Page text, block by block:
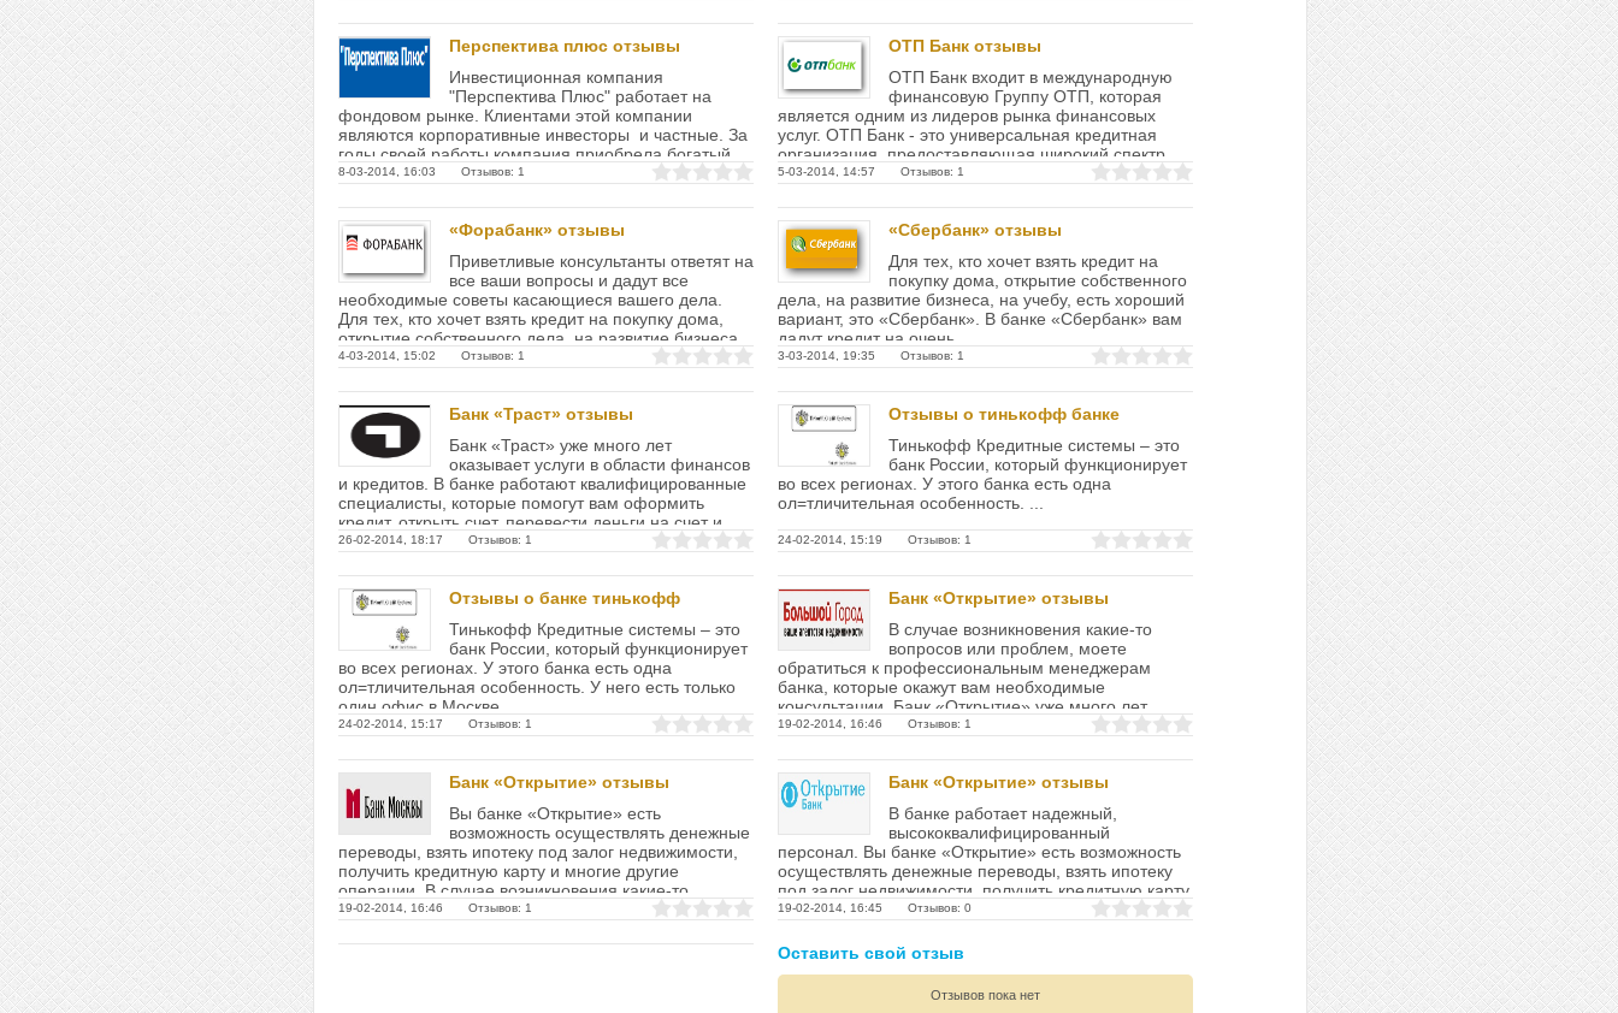
Перспектива плюс отзывы
Инвестиционная компания
"Перспектива Плюс" работает на
фондовом рынке. Клиентами этой компании
являются корпоративные инвесторы и частные. За
годы своей работы компания приобрела богатый
опыт работы в этой сфере....
8-03-2014, 16:03 Отзывов: 1
ОТП Банк отзывы
ОТП Банк входит в международную
финансовую Группу ОТП, которая
является одним из лидеров рынка финансовых
услуг. ОТП Банк - это универсальная кредитная
организация, предоставляющая широкий спектр
банковских услуг и...
5-03-2014, 14:57 Отзывов: 1
«Форабанк» отзывы
Приветливые консультанты ответят на
все ваши вопросы и дадут все
необходимые советы касающиеся вашего дела.
Для тех, кто хочет взять кредит на покупку дома,
открытие собственного дела, на развитие бизнеса,
на учебу,...
4-03-2014, 15:02 Отзывов: 1
«Сбербанк» отзывы
Для тех, кто хочет взять кредит на
покупку дома, открытие собственного
дела, на развитие бизнеса, на учебу, есть хороший
вариант, это «Сбербанк». В банке «Сбербанк» вам
дадут кредит на очень...
3-03-2014, 19:35 Отзывов: 1
Банк «Траст» отзывы
Банк «Траст» уже много лет
оказывает услуги в области финансов
и кредитов. В банке работают квалифицированные
специалисты, которые помогут вам оформить
кредит, открыть счет, перевести деньги на счет и...
26-02-2014, 18:17 Отзывов: 1
Отзывы о тинькофф банке
Тинькофф Кредитные системы – это
банк России, который функционирует
во всех регионах. У этого банка есть одна
ол=тличительная особенность. ...
24-02-2014, 15:19 Отзывов: 1
Отзывы о банке тинькофф
Тинькофф Кредитные системы – это
банк России, который функционирует
во всех регионах. У этого банка есть одна
ол=тличительная особенность. У него есть только
один офис в Москве. ...
24-02-2014, 15:17 Отзывов: 1
Банк «Открытие» отзывы
В случае возникновения какие-то
вопросов или проблем, моете
обратиться к профессиональным менеджерам
банка, которые окажут вам необходимые
консультации. Банк «Открытие» уже много лет
специализируется на...
19-02-2014, 16:46 Отзывов: 1
Банк «Открытие» отзывы
Вы банке «Открытие» есть
возможность осуществлять денежные
переводы, взять ипотеку под залог недвижимости,
получить кредитную карту и многие другие
операции. В случае возникновения какие-то
вопросов или...
19-02-2014, 16:46 Отзывов: 1
Банк «Открытие» отзывы
В банке работает надежный,
высококвалифицированный
персонал. Вы банке «Открытие» есть возможность
осуществлять денежные переводы, взять ипотеку
под залог недвижимости, получить кредитную карту
и многие...
19-02-2014, 16:45 Отзывов: 0
Оставить свой отзыв
Отзывов пока нет